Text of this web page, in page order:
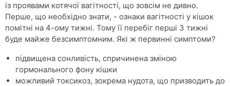
із проявами котячої вагітності, що зовсім не дивно.
Перше, що необхідно знати, - ознаки вагітності у кішок
помітні на 4-ому тижні. Тому її перебіг перші 3 тижні
буде майже безсимптомним. Які ж первинні симптоми?
підвищена сонливість, спричинена зміною
гормонального фону кішки
можливий токсикоз, зокрема нудота, що призводить до